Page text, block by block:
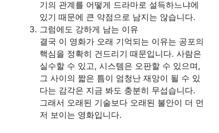
기의 관계를 어떻게 드라마로 설득하느냐에
있기 때문에 큰 약점으로 남지는 않습니다.
그럼에도 강하게 남는 이유
결국 이 영화가 오래 기억되는 이유는 공포의
핵심을 정확히 건드리기 때문입니다. 사람은
실수할 수 있고, 시스템은 오판할 수 있으며,
그 사이의 짧은 틈이 엄청난 재앙이 될 수 있
다는 감각은 지금 봐도 충분히 무섭습니다.
그래서 오래된 기술보다 오래된 불안이 더 먼
저 보이는 영화입니다.